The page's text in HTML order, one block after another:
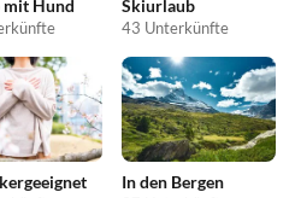
mit Hund Skiurlaub
43 Unterkünfte
In den Bergen